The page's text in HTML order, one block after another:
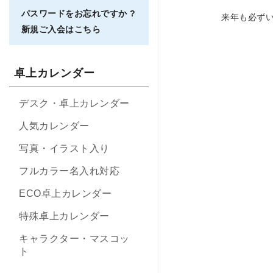
来年も必ず
パスワードをお忘れですか ?
新規ご入会はこちら
卓上カレンダー
デスク・卓上カレンダー
人気カレンダー
写真・イラスト入り
フルカラー名入れ対応
ECO卓上カレンダー
特殊卓上カレンダー
キャラクター・マスコッ
ト